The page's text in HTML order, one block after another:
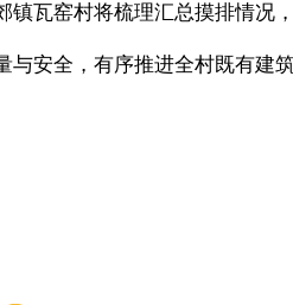
镇瓦窑村将梳理汇总摸排情况
与安全，有序推进全村既有建